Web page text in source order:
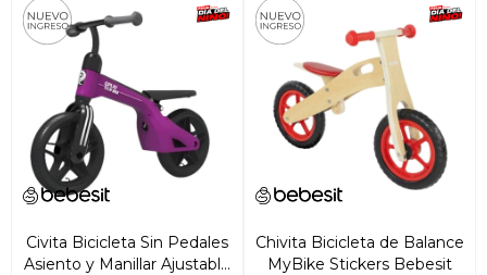
Civita Bicicleta Sin Pedales
Asiento y Manillar Ajustable
Chivita Bicicleta de Balance
MyBike Stickers Bebesit